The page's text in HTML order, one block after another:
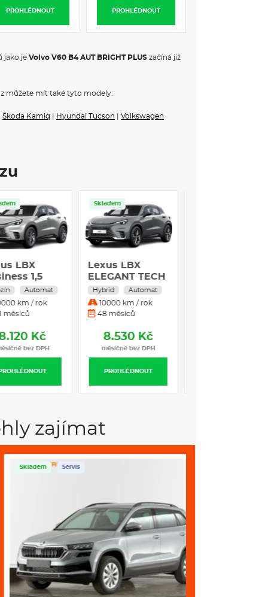
maximální bezpečnost a pohodlí pro
tvaru a vysoce efektivnímu
PROHLÉDNOUT PROHLÉDNOUT
jako je Volvo V60 B4 AUT BRIGHT PLUS začíná již
můžete mít také tyto modely:
Škoda Kamiq Hyundai Tucson
Volkswagen
LBX
1,5
Automat
10000 km / rok
měsíců
PROHLÉDNOUT
8.120 Kč
měsíčně bez DPH
Skladem
Lexus LBX
ELEGANT TECH
1,5Hybrid Automat
10000 km / rok
48 měsíců
PROHLÉDNOUT
8.530 Kč
měsíčně bez DPH
zajímat
Servis